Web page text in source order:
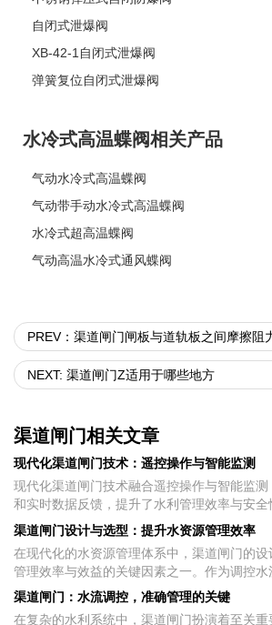
自闭式泄爆阀
XB-42-1自闭式泄爆阀
弹簧复位自闭式泄爆阀
水冷式高温蝶阀相关产品
气动水冷式高温蝶阀
气动带手动水冷式高温蝶阀
水冷式超高温蝶阀
气动高温水冷式通风蝶阀
PREV：渠道闸门闸板与道轨板之间摩擦阻
NEXT: 渠道闸门Z适用于哪些地方
渠道闸门相关文章
现代化渠道闸门技术：遥控操作与智能监测
现代化渠道闸门技术融合遥控操作与智能监测
和实时数据反馈，提升了水利管理效率与安全
渠道闸门设计与选型：提升水资源管理效率
在现代化的水资源管理体系中，渠道闸门的
管理效率与效益的关键因素之一。作为调控水
渠道闸门：水流调控，准确管理的关键
在复杂的水利系统中，渠道闸门扮演着至关